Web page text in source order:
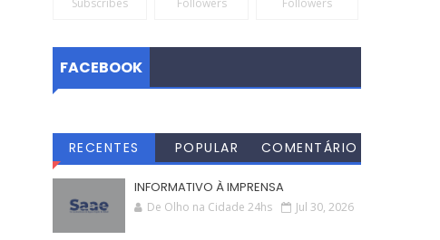
FACEBOOK
RECENTES POPULAR
COMENTÁRIO
INFORMATIVO À IMPRENSA
De Olho na Cidade 24hs Jul 30, 2026